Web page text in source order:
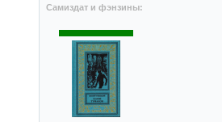
Самиздат и фэнзины: